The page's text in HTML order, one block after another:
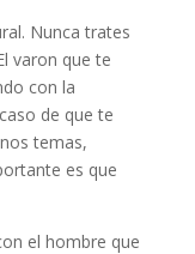
Nunca trates
varon que te
con la
de que te
temas,
es que
el hombre que